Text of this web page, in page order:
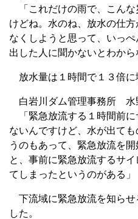
「これだけの雨で、こんな
けどね。水のね、放水の仕
なくしようと思って、いっぺ
出した人に聞かないとわから
放水量は１時間で１３倍に
白岩川ダム管理事務所 水
「緊急放流する１時間前に
ないんですけど、水が出て
うのもあって、緊急放流を
と、事前に緊急放流するサ
てしまったというのがある」
下流域に緊急放流を知らせ
した。